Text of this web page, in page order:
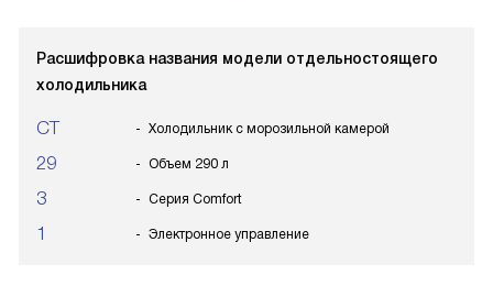
Расшифровка названия модели отдельностоящего
холодильника
CT Холодильник с морозильной камерой
29 Объем 290 л
3 Серия Comfort
1 Электронное управление